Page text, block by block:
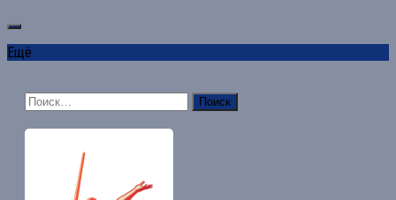
Ещё
Найти: